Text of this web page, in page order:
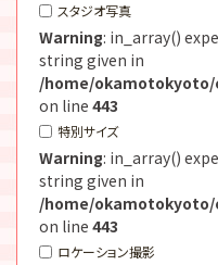
スタジオ写真
Warning: in_array()
string given in
/home/
on line 443
特別サイズ
Warning: in_array()
string given in
/home/
on line 443
ロケーション撮影